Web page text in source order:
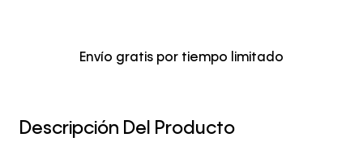
Envío gratis por tiempo limitado
Descripción Del Producto